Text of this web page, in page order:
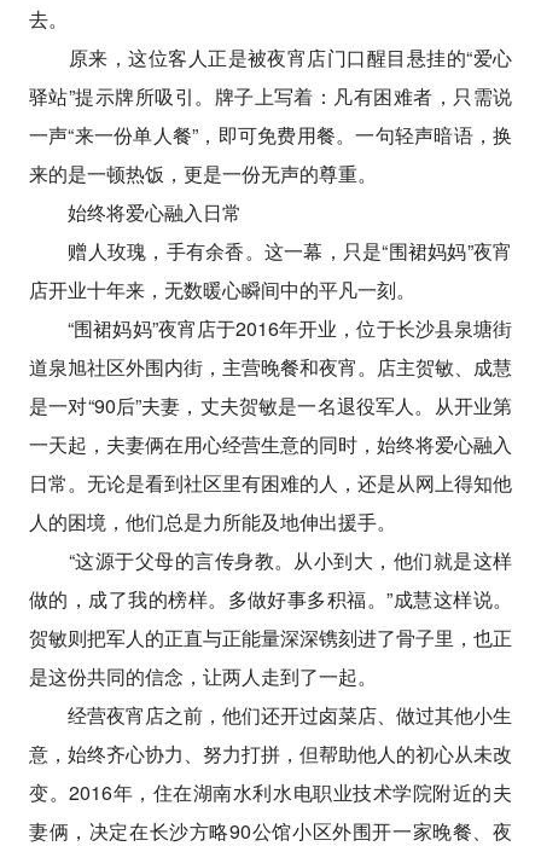
去。
原来，这位客人正是被夜宵店门口醒目悬挂的“爱心
驿站”提示牌所吸引。牌子上写着：凡有困难者，只需说
一声“来一份单人餐”，即可免费用餐。一句轻声暗语，换
来的是一顿热饭，更是一份无声的尊重。
始终将爱心融入日常
赠人玫瑰，手有余香。这一幕，只是“围裙妈妈”夜宵
店开业十年来，无数暖心瞬间中的平凡一刻。
“围裙妈妈”夜宵店于2016年开业，位于长沙县泉塘街
道泉旭社区外围内街，主营晚餐和夜宵。店主贺敏、成慧
是一对“90后”夫妻，丈夫贺敏是一名退役军人。从开业第
一天起，夫妻俩在用心经营生意的同时，始终将爱心融入
日常。无论是看到社区里有困难的人，还是从网上得知他
人的困境，他们总是力所能及地伸出援手。
“这源于父母的言传身教。从小到大，他们就是这样
做的，成了我的榜样。多做好事多积福。”成慧这样说。
贺敏则把军人的正直与正能量深深镌刻进了骨子里，也正
是这份共同的信念，让两人走到了一起。
经营夜宵店之前，他们还开过卤菜店、做过其他小生
意，始终齐心协力、努力打拼，但帮助他人的初心从未改
变。2016年，住在湖南水利水电职业技术学院附近的夫
妻俩，决定在长沙方略90公馆小区外围开一家晚餐、夜